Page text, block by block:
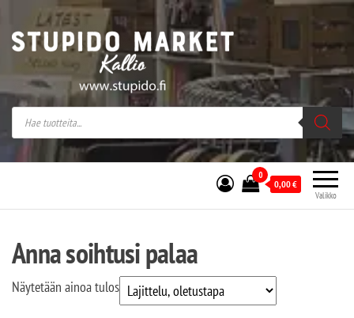
Stupido Market – verkossa ja kivijalassa
Stupido Market on vaihtoehtomusaan
erikoistunut verkko- sekä
kivijalkakauppa Helsingissä Kallion
sydämessä.
Valikko
0
0,00€
Anna soihtusi palaa
Näytetään ainoa tulos